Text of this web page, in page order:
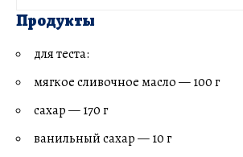
Продукты
для теста:
мягкое сливочное масло — 100 г
сахар — 170 г
ванильный сахар — 10 г